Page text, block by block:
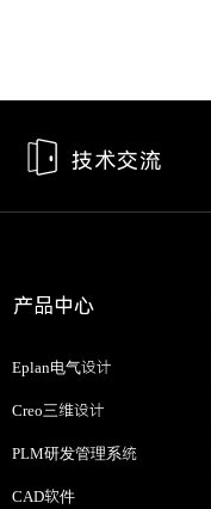
技术交流
产品中心
Eplan电气设计
Creo三维设计
PLM研发管理系统
CAD软件